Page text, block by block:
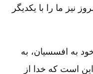
نیز ما را با یکدیگر
به افسسیان‌، به
است که خدا از